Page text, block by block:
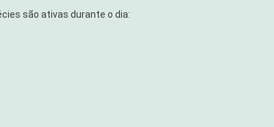
são ativas durante o dia: